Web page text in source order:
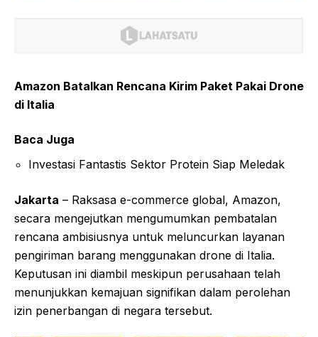
Amazon Batalkan Rencana Kirim Paket Pakai Drone
di Italia
Baca Juga
Investasi Fantastis Sektor Protein Siap Meledak
Jakarta – Raksasa e-commerce global, Amazon,
secara mengejutkan mengumumkan pembatalan
rencana ambisiusnya untuk meluncurkan layanan
pengiriman barang menggunakan drone di Italia.
Keputusan ini diambil meskipun perusahaan telah
menunjukkan kemajuan signifikan dalam perolehan
izin penerbangan di negara tersebut.